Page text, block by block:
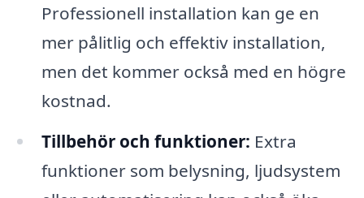
Professionell installation kan ge en
mer pålitlig och effektiv installation,
men det kommer också med en högre
kostnad.
Tillbehör och funktioner: Extra
funktioner som belysning, ljudsystem